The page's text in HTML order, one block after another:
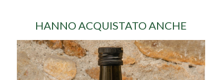
HANNO ACQUISTATO ANCHE